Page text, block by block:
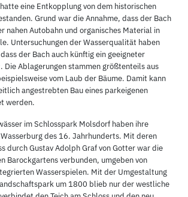
eine Entkopplung von dem historischen
Grund war die Annahme, dass der Bach
nahen Autobahn und organisches Material in
Untersuchungen der Wasserqualität haben
der Bach auch künftig ein geeigneter
Die Ablagerungen stammen größtenteils aus
vom Laub der Bäume. Damit kann
angestrebten Bau eines parkeigenen
werden.
im Schlosspark Molsdorf haben ihre
des 16. Jahrhunderts. Mit deren
durch Gustav Adolph Graf von Gotter war die
Barockgartens verbunden, umgeben von
Wasserspielen. Mit der Umgestaltung
um 1800 blieb nur der westliche